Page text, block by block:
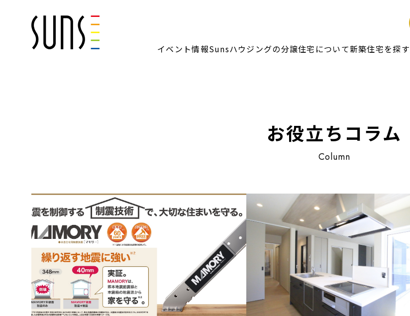
イベント情報Sunsハウジングの分譲住宅について新築住宅を探す
お役立ちコラム